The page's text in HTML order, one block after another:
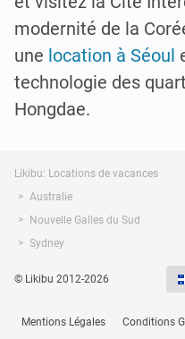
modernité de la
une location à Séoul
technologie des
Hongdae.
Likibu: Locations de vacances
Australie
Nouvelle Galles du Sud
Sydney
© Likibu 2012-2026
Mentions Légales Conditions